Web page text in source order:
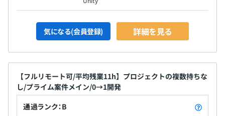
らい、長いものだと1年程度です
リリース後の追加開発・運用もグルコースが担当すること
が多く、アジャイルに機能開発を継続して行う案件が大半
です。
気になる(会員登録) 詳細を見る
【フルリモート可/平均残業11h】プロジェクトの複数持ちな
し/プライム案件メイン/0→1開発
通過ランク：B